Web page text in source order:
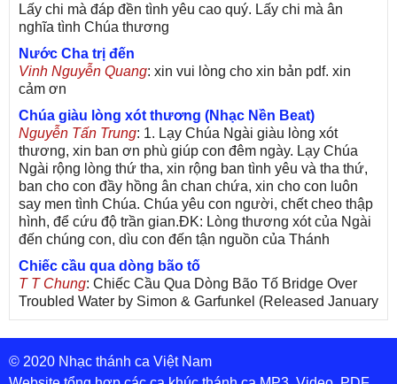
Lấy chi mà đáp đền tình yêu cao quý. Lấy chi mà ân
nghĩa tình Chúa thương
Nước Cha trị đến
Vinh Nguyễn Quang: xin vui lòng cho xin bản pdf. xin
cảm ơn
Chúa giàu lòng xót thương (Nhạc Nền Beat)
Nguyễn Tấn Trung: 1. Lạy Chúa Ngài giàu lòng xót
thương, xin ban ơn phù giúp con đêm ngày. Lạy Chúa
Ngài rộng lòng thứ tha, xin rộng ban tình yêu và tha thứ,
ban cho con đầy hồng ân chan chứa, xin cho con luôn
say men tình Chúa. Chúa yêu con người, chết cheo thập
hình, để cứu độ trần gian.ĐK: Lòng thương xót của Ngài
đến chúng con, dìu con đến tận nguồn của Thánh
Chiếc cầu qua dòng bão tố
T T Chung: Chiếc Cầu Qua Dòng Bão Tố Bridge Over
Troubled Water by Simon & Garfunkel (Released January
26, 1970) Lời Việt: Nhạc Sĩ Vũ Đức Nghiêm Trình Bày:
Chung Tử Lưu
De Colores! (Lời Việt)
Son Vu: Bài hát có lời chưa.Cám ơn
© 2020 Nhạc thánh ca Việt Nam